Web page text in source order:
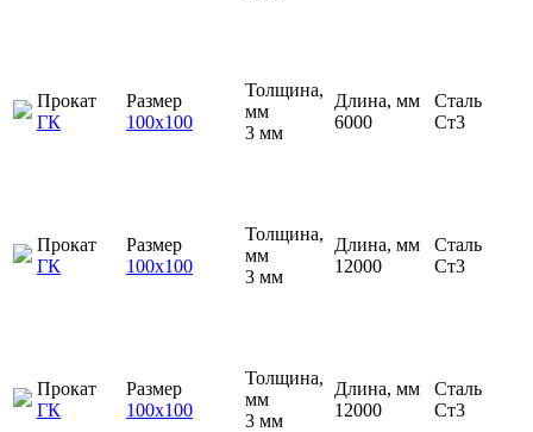
Прокат
ГК
Размер
100х100
Толщина,
мм
3 мм
Длина, мм
6000
Сталь
Ст3
Прокат
ГК
Размер
100х100
Толщина,
мм
3 мм
Длина, мм
12000
Сталь
Ст3
Прокат
ГК
Размер
100х100
Толщина,
мм
3 мм
Длина, мм
12000
Сталь
Ст3